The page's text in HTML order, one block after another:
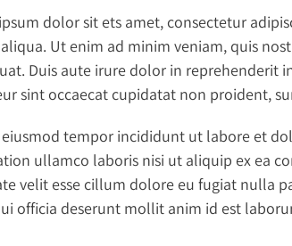
dolor sit ets amet, consectetur
Ut enim ad minim veniam, quis
Duis aute irure dolor in reprehenderit
sint occaecat cupidatat non proident,
eiusmod tempor incididunt ut labore et
ullamco laboris nisi ut aliquip ex ea
velit esse cillum dolore eu fugiat nulla
officia deserunt mollit anim id est